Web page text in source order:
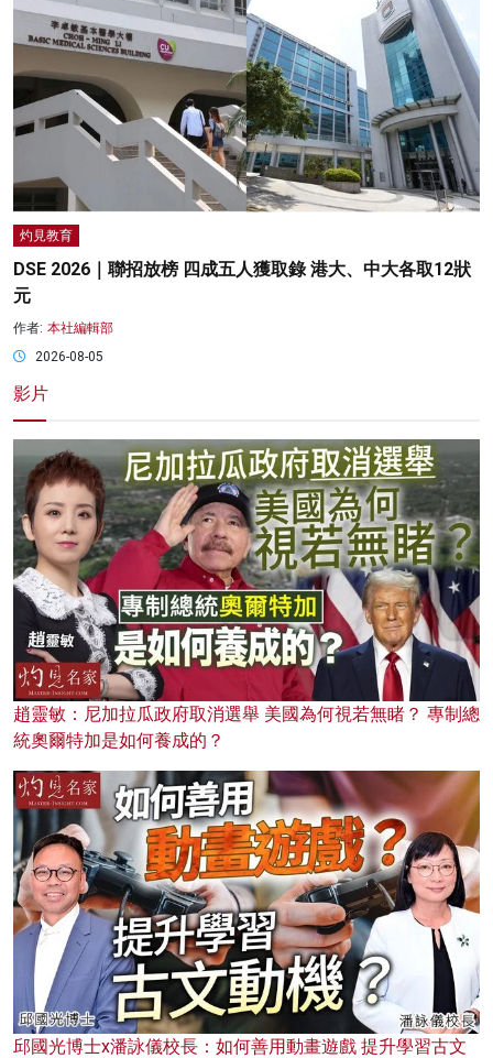
灼見教育
DSE 2026｜聯招放榜 四成五人獲取錄 港大、中大各取12狀
元
作者: 本社編輯部
2026-08-05
影片
趙靈敏：尼加拉瓜政府取消選舉 美國為何視若無睹？ 專制總
統奧爾特加是如何養成的？
邱國光博士x潘詠儀校長：如何善用動畫遊戲 提升學習古文